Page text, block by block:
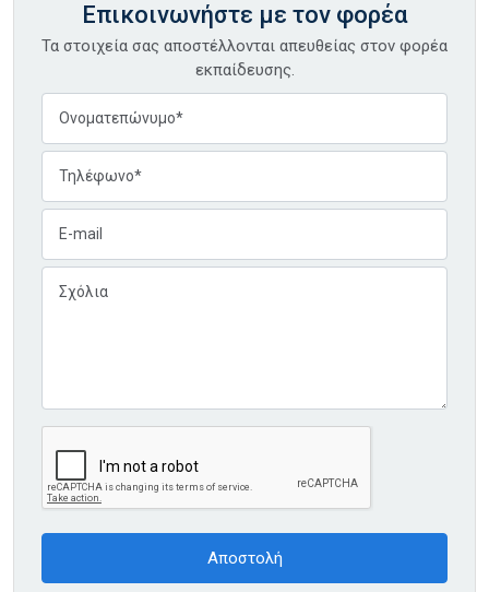
Επικοινωνήστε με τον φορέα
Τα στοιχεία σας αποστέλλονται απευθείας στον φορέα
εκπαίδευσης.